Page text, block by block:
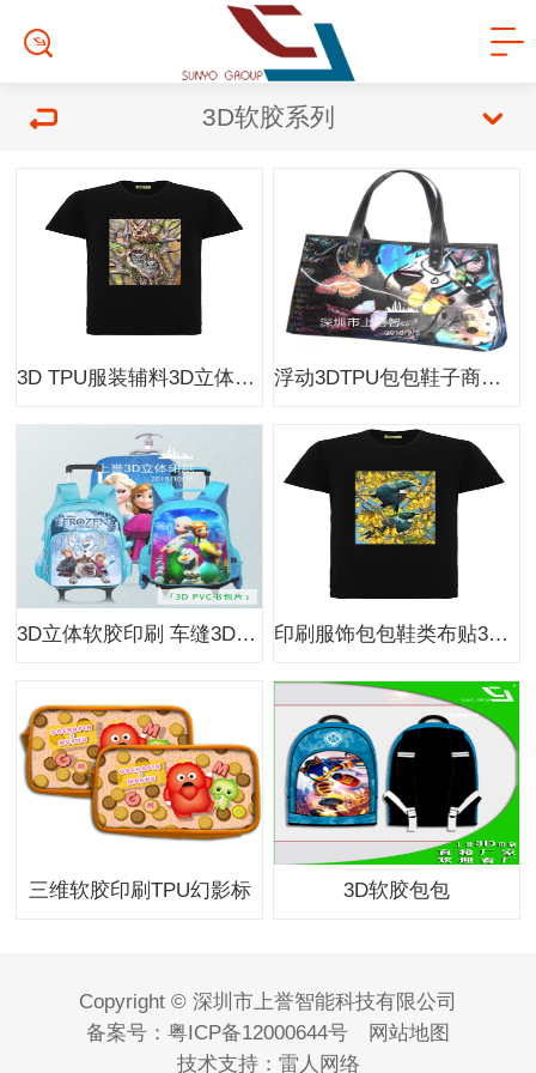
3D软胶系列
3D TPU服装辅料3D立体软胶光栅 浮动3DTPU包包鞋子商标 3D立体软胶光栅
3D立体软胶印刷 车缝3D软胶印刷 服装立体商标 印刷服饰包包鞋类布贴3D变图车缝标 TPU软胶立体变图效果印刷
三维软胶印刷TPU幻影标 3D软胶包包
Copyright © 深圳市上誉智能科技有限公司
备案号： 粤ICP备12000644号
网站地图
技术支持： 雷人网络